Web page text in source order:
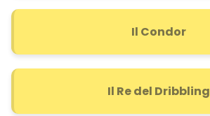
Il Condor
Il Re del Dribbling